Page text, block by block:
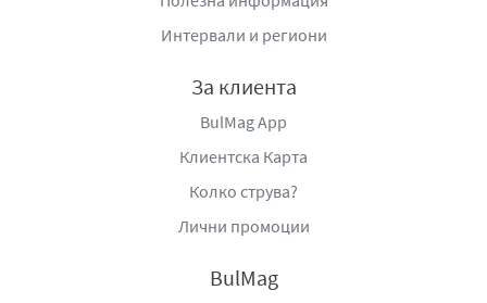
Интервали и региони
За клиента
BulMag App
Клиентска Карта
Колко струва?
Лични промоции
BulMag